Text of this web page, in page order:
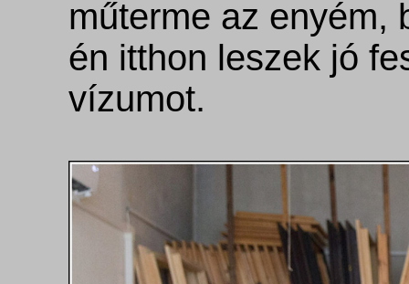
műterme az enyém,
én itthon leszek jó
vízumot.